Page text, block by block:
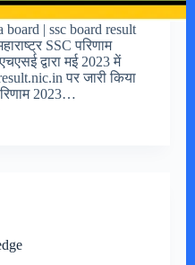
board | ssc board result
SSC परिणाम
द्वारा मई 2023 में
पर जारी किया
2023…